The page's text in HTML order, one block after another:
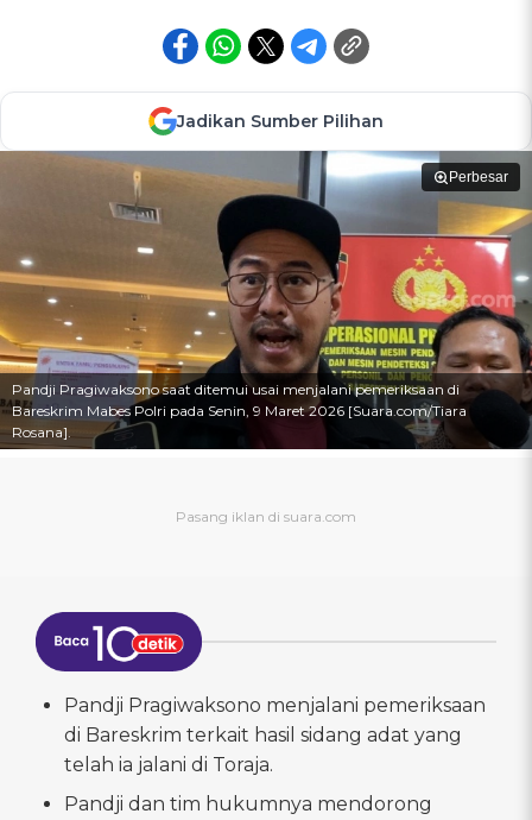
Jadikan Sumber Pilihan
Perbesar
Pandji Pragiwaksono saat ditemui usai menjalani pemeriksaan di
Bareskrim Mabes Polri pada Senin, 9 Maret 2026 [Suara.com/Tiara
Rosana].
Pandji Pragiwaksono menjalani pemeriksaan
di Bareskrim terkait hasil sidang adat yang
telah ia jalani di Toraja.
Pandji dan tim hukumnya mendorong